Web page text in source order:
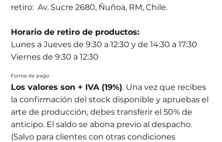
retiro: Av. Sucre 2680, Ñuñoa, RM, Chile.
Horario de retiro de productos:
Lunes a Jueves de 9:30 a 12:30 y de 14:30 a 17:30
Viernes de 9:30 a 12:30
Forma de pago
Los valores son + IVA (19%). Una vez que recibes
la confirmación del stock disponible y apruebas el
arte de producción, debes transferir el 50% de
anticipo. El saldo se abona previo al despacho.
(Salvo para clientes con otras condiciones